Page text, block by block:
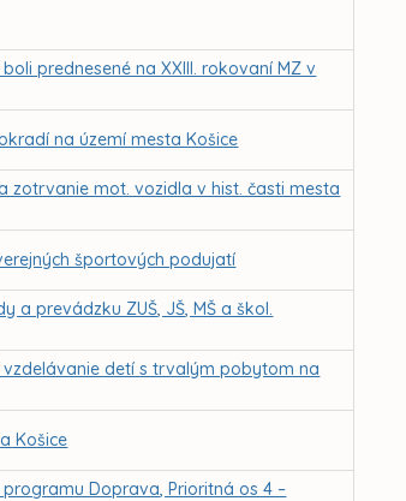
prednesené na XXIII. rokovaní MZ v
na území mesta Košice
zotrvanie mot. vozidla v hist. časti mesta
športových podujatí
a prevádzku ZUŠ, JŠ, MŠ a škol.
detí s trvalým pobytom na
Košice
Doprava, Prioritná os 4 –